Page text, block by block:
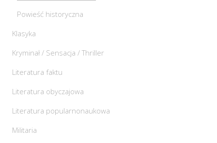
Powieść historyczna
Klasyka
Kryminał / Sensacja / Thriller
Literatura faktu
Literatura obyczajowa
Literatura popularnonaukowa
Militaria